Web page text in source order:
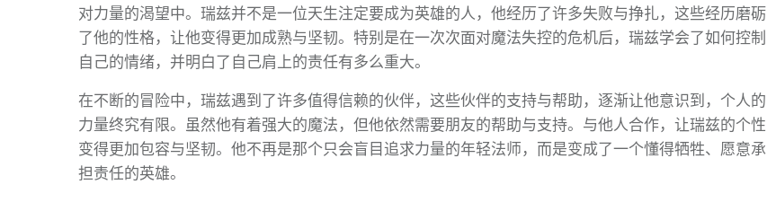
对力量的渴望中。瑞兹并不是一位天生注定要成为英雄的人，他经历了许多失败与挣扎，这些经历磨砺
了他的性格，让他变得更加成熟与坚韧。特别是在一次次面对魔法失控的危机后，瑞兹学会了如何控制
自己的情绪，并明白了自己肩上的责任有多么重大。
在不断的冒险中，瑞兹遇到了许多值得信赖的伙伴，这些伙伴的支持与帮助，逐渐让他意识到，个人的
力量终究有限。虽然他有着强大的魔法，但他依然需要朋友的帮助与支持。与他人合作，让瑞兹的个性
变得更加包容与坚韧。他不再是那个只会盲目追求力量的年轻法师，而是变成了一个懂得牺牲、愿意承
担责任的英雄。